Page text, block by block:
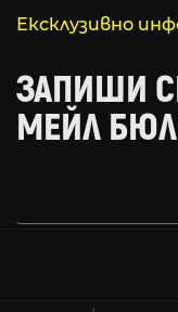
Ексклузивно
ЗАПИШИ
МЕЙЛ